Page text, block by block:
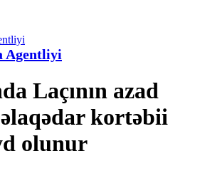
Agentliyi
Laçının azad
kortəbii
olunur